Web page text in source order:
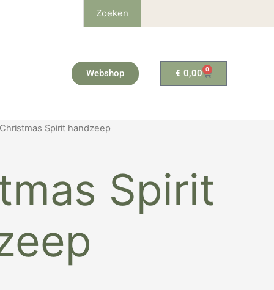
Zoeken
Webshop € 0,00 0
Winkelwagen
Spirit handzeep
Spirit
20,97.